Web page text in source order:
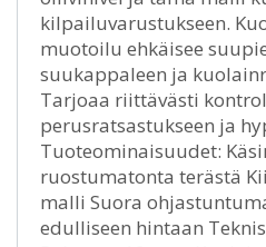
kilpailuvarustukseen.
muotoilu ehkäisee
suukappaleen ja
Tarjoaa riittävästi
perusratsastukseen ja
Tuoteominaisuudet:
ruostumatonta terästä
malli Suora
edulliseen hintaan